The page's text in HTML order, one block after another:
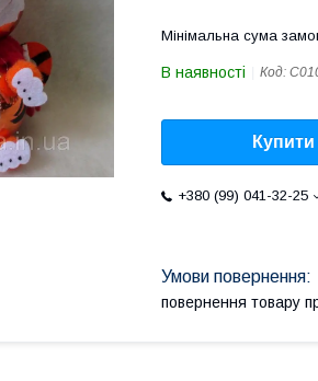
Мінімальна сума
В наявності Код:
Купити
+380 (99) 041-32-25
повернення товару